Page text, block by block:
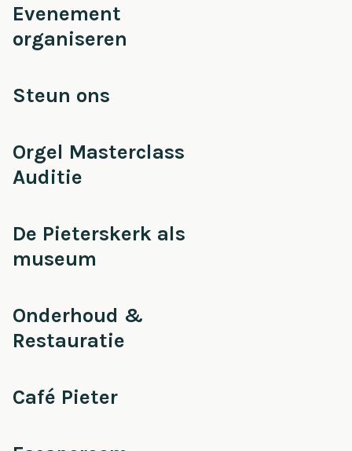
Evenement
organiseren
Steun ons
Orgel Masterclass
Auditie
De Pieterskerk als
museum
Onderhoud &
Restauratie
Café Pieter